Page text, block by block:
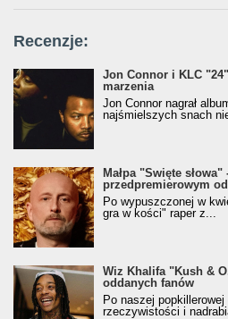
Recenzje:
Jon Connor i KLC
marzenia
Jon Connor nagrał
najśmielszych snach
Małpa "Święte
przedpremierowym
Po wypuszczonej w
gra w kości" raper z...
Wiz Khalifa "Kush &
oddanych fanów
Po naszej
rzeczywistości i